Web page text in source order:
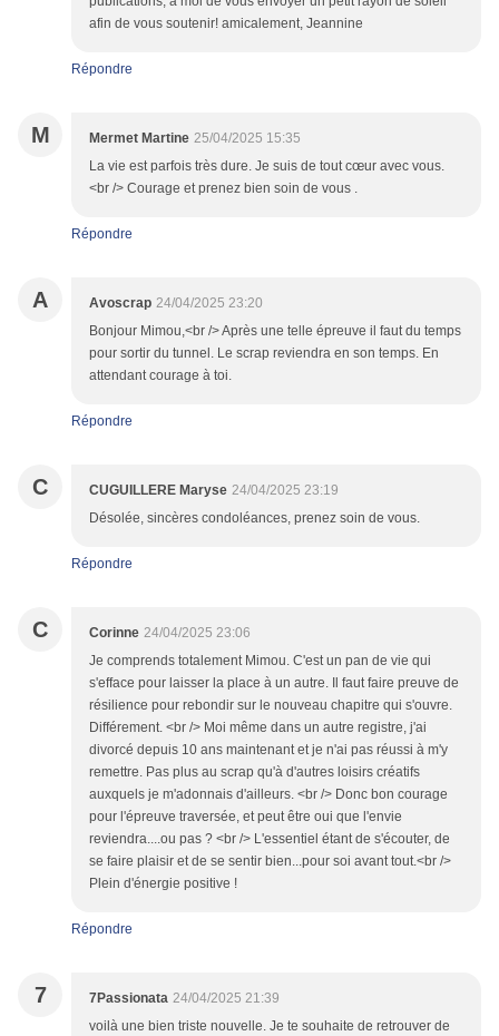
afin de vous soutenir! amicalement, Jeannine
Répondre
M Mermet Martine 25/04/2025 15:35
La vie est parfois très dure. Je suis de tout cœur avec vous.
<br /> Courage et prenez bien soin de vous .
Répondre
A Avoscrap 24/04/2025 23:20
Bonjour Mimou,<br /> Après une telle épreuve il faut du temps
pour sortir du tunnel. Le scrap reviendra en son temps. En
attendant courage à toi.
Répondre
C CUGUILLERE Maryse 24/04/2025 23:19
Désolée, sincères condoléances, prenez soin de vous.
Répondre
C Corinne 24/04/2025 23:06
Je comprends totalement Mimou. C'est un pan de vie qui
s'efface pour laisser la place à un autre. Il faut faire preuve de
résilience pour rebondir sur le nouveau chapitre qui s'ouvre.
Différement. <br /> Moi même dans un autre registre, j'ai
divorcé depuis 10 ans maintenant et je n'ai pas réussi à m'y
remettre. Pas plus au scrap qu'à d'autres loisirs créatifs
auxquels je m'adonnais d'ailleurs. <br /> Donc bon courage
pour l'épreuve traversée, et peut être oui que l'envie
reviendra....ou pas ? <br /> L'essentiel étant de s'écouter, de
se faire plaisir et de se sentir bien...pour soi avant tout.<br />
Plein d'énergie positive !
Répondre
7 7Passionata 24/04/2025 21:39
voilà une bien triste nouvelle. Je te souhaite de retrouver de